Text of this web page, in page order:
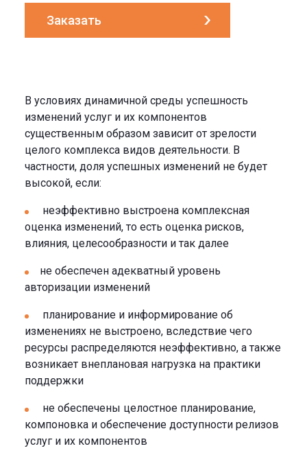
Заказать
В условиях динамичной среды успешность
изменений услуг и их компонентов
существенным образом зависит от зрелости
целого комплекса видов деятельности. В
частности, доля успешных изменений не будет
высокой, если:
неэффективно выстроена комплексная
оценка изменений, то есть оценка рисков,
влияния, целесообразности и так далее
не обеспечен адекватный уровень
авторизации изменений
планирование и информирование об
изменениях не выстроено, вследствие чего
ресурсы распределяются неэффективно, а также
возникает внеплановая нагрузка на практики
поддержки
не обеспечены целостное планирование,
компоновка и обеспечение доступности релизов
услуг и их компонентов